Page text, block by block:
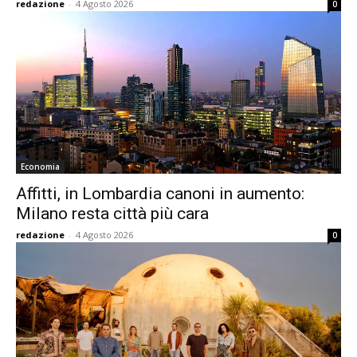
redazione - 4 Agosto 2026 0
Economia
Affitti, in Lombardia canoni in aumento:
Milano resta città più cara
redazione - 4 Agosto 2026 0